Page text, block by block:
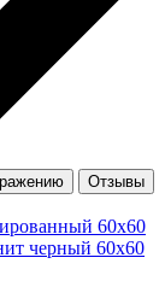
Отзывы
60x60
черный 60x60